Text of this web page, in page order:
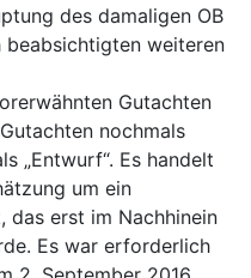
des damaligen OB
beabsichtigten weiteren
Gutachten
nochmals
„Entwurf“. Es handelt
um ein
das erst im Nachhinein
Es war erforderlich